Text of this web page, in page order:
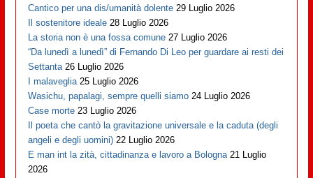
Cantico per una dis/umanità dolente 29 Luglio 2026
Il sostenitore ideale 28 Luglio 2026
La storia non è una fossa comune 27 Luglio 2026
“Da lunedì a lunedì” di Fernando Di Leo per guardare ai resti dei
Settanta 26 Luglio 2026
I malaveglia 25 Luglio 2026
Wasichu, papalagi, sempre quelli siamo 24 Luglio 2026
Case morte 23 Luglio 2026
Il poeta che cantò la gravitazione universale e la caduta (degli
angeli e degli uomini) 22 Luglio 2026
E man int la zità, cittadinanza e lavoro a Bologna 21 Luglio
2026